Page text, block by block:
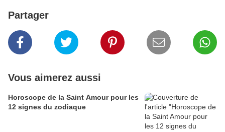
Partager
Vous aimerez aussi
Horoscope de la Saint Amour pour les
12 signes du zodiaque